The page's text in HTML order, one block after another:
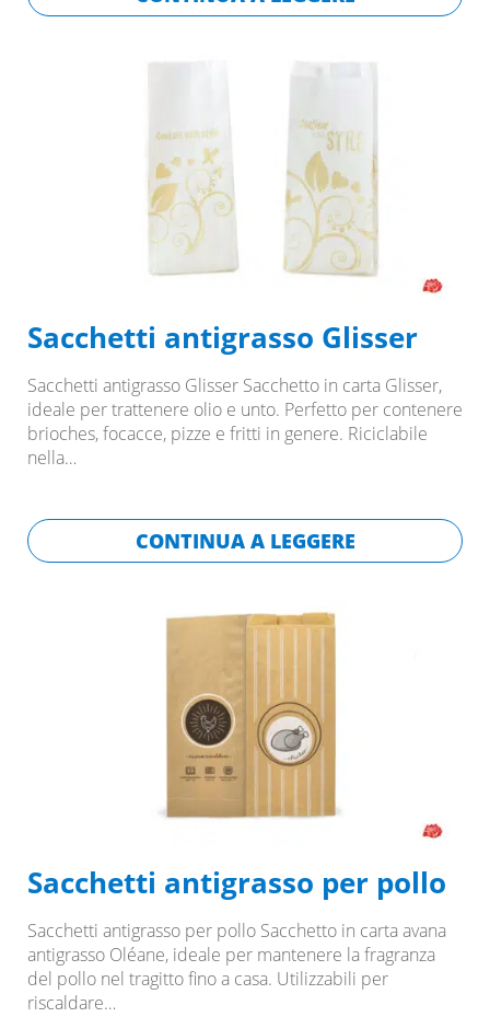
Sacchetti antigrasso Glisser
Sacchetti antigrasso Glisser Sacchetto in carta Glisser,
ideale per trattenere olio e unto. Perfetto per contenere
brioches, focacce, pizze e fritti in genere. Riciclabile
nella…
CONTINUA A LEGGERE
Sacchetti antigrasso per pollo
Sacchetti antigrasso per pollo Sacchetto in carta avana
antigrasso Oléane, ideale per mantenere la fragranza
del pollo nel tragitto fino a casa. Utilizzabili per
riscaldare…